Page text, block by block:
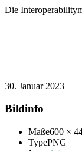
Die
30. Januar 2023
Bildinfo
Maße600 ×
TypePNG